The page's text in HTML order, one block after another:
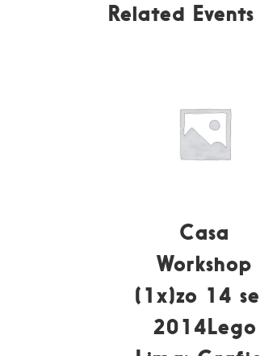
Related Events
Casa
Workshop
(1x)zo 14
2014Lego